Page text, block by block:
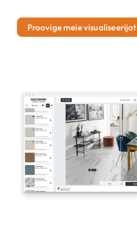
Proovige meie visualiseerijat